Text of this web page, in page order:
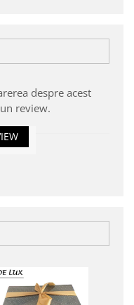
despre acest
review.